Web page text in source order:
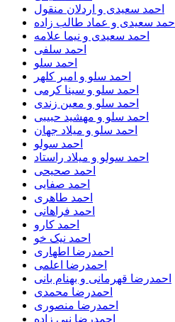
احمد سعیدی و اردلان منقول
احمد سعیدی و عماد طالب زاده
احمد سعیدی و نیما علامه
احمد سلفی
احمد سلو
احمد سلو و امیر کلهر
احمد سلو و سینا کرمی
احمد سلو و معین زندی
احمد سلو و مهشید حبیبی
احمد سلو و میلاد جهان
احمد سولو
احمد سولو و میلاد راستاد
احمد صحیحی
احمد صفایی
احمد طاهری
احمد فراهانی
احمد کارو
احمد نیک خو
احمدرضا اطهاری
احمدرضا اعلمی
احمدرضا قهرمانی و بهنام بانی
احمدرضا محمدی
احمدرضا منصوری
احمدرضا نبی زاده